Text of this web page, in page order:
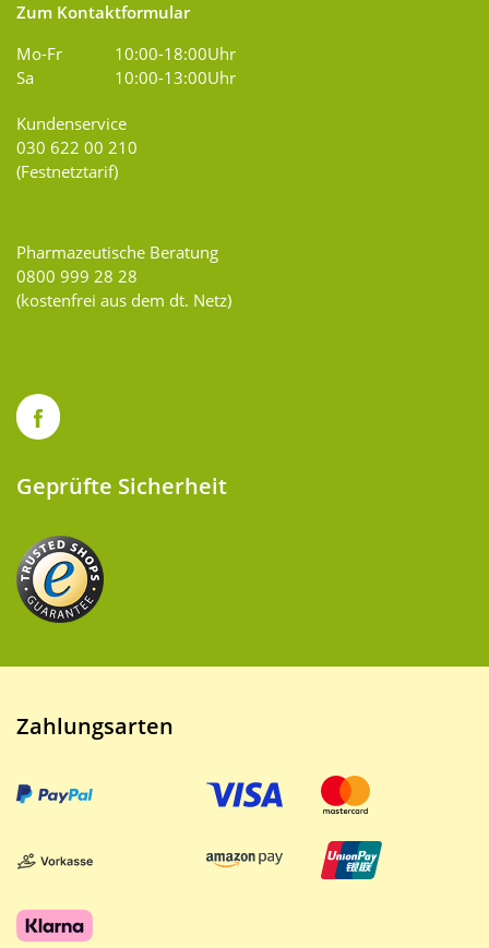
Zum Kontaktformular
Mo-Fr
10:00-18:00Uhr
Sa
10:00-13:00Uhr
Kundenservice
030 622 00 210
(Festnetztarif)
Pharmazeutische Beratung
0800 999 28 28
(kostenfrei aus dem dt. Netz)
Geprüfte Sicherheit
Zahlungsarten